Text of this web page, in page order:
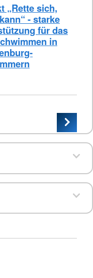
„Rette sich,
- starke
für das
in